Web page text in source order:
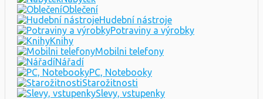
Oblečení
Hudební nástroje
Potraviny a výrobky
Knihy
Mobilni telefony
Nářadí
PC, Notebooky
Starožitnosti
Slevy, vstupenky